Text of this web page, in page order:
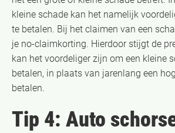
kleine schade kan het namelijk
te betalen. Bij het claimen van een
je no-claimkorting. Hierdoor stijgt de
kan het voordeliger zijn om een kleine
betalen, in plaats van jarenlang een
betalen.
Tip 4: Auto